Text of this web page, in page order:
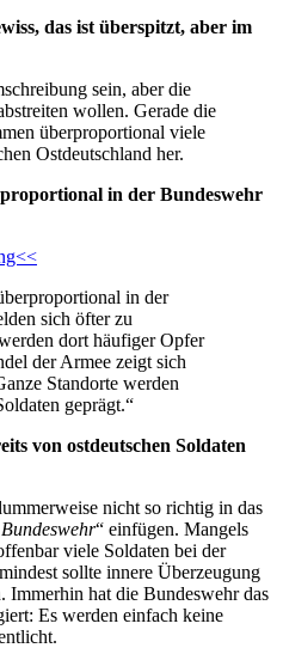
das ist überspitzt, aber im
sein, aber die
wollen. Gerade die
überproportional viele
Ostdeutschland her.
in der Bundeswehr
in der
sich öfter zu
dort häufiger Opfer
der Armee zeigt sich
Standorte werden
geprägt.“
von ostdeutschen Soldaten
nicht so richtig in das
“ einfügen. Mangels
viele Soldaten bei der
sollte innere Überzeugung
Immerhin hat die Bundeswehr das
Es werden einfach keine